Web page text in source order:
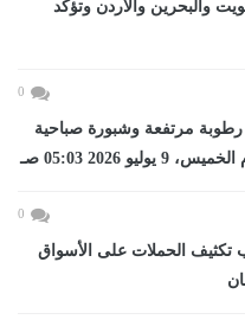
والبحرين والأردن وتؤكد
0
الخميس 9 يوليو 2026.. رطوبة مرتفعة وشبورة صباحية
2026 05:03 صـ
0
تكثيف الحملات على الأسواق